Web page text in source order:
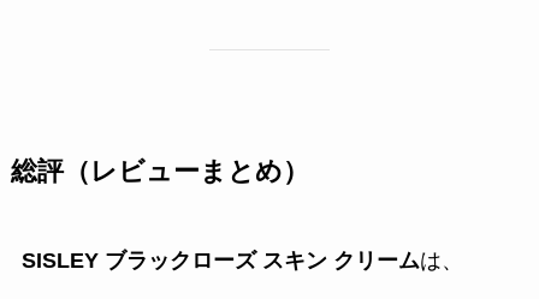
総評（レビューまとめ）
SISLEY ブラックローズ スキン クリームは、